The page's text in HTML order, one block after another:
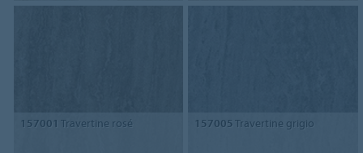
157001 Travertine rosé 157005 Travertine grigio